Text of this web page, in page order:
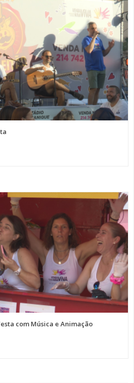
com Música e Animação